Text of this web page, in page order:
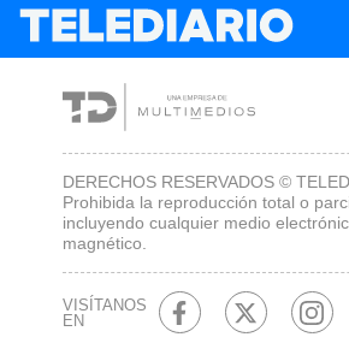
DERECHOS RESERVADOS ©
Prohibida la reproducción total o
incluyendo cualquier medio
magnético.
VISÍTANOS
EN